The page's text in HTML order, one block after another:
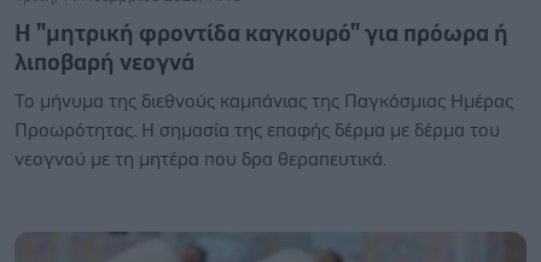
Η "μητρική φροντίδα καγκουρό" για πρόωρα ή
λιποβαρή νεογνά
Το μήνυμα της διεθνούς καμπάνιας της Παγκόσμιας Ημέρας
Προωρότητας. Η σημασία της επαφής δέρμα με δέρμα του
νεογνού με τη μητέρα που δρα θεραπευτικά.